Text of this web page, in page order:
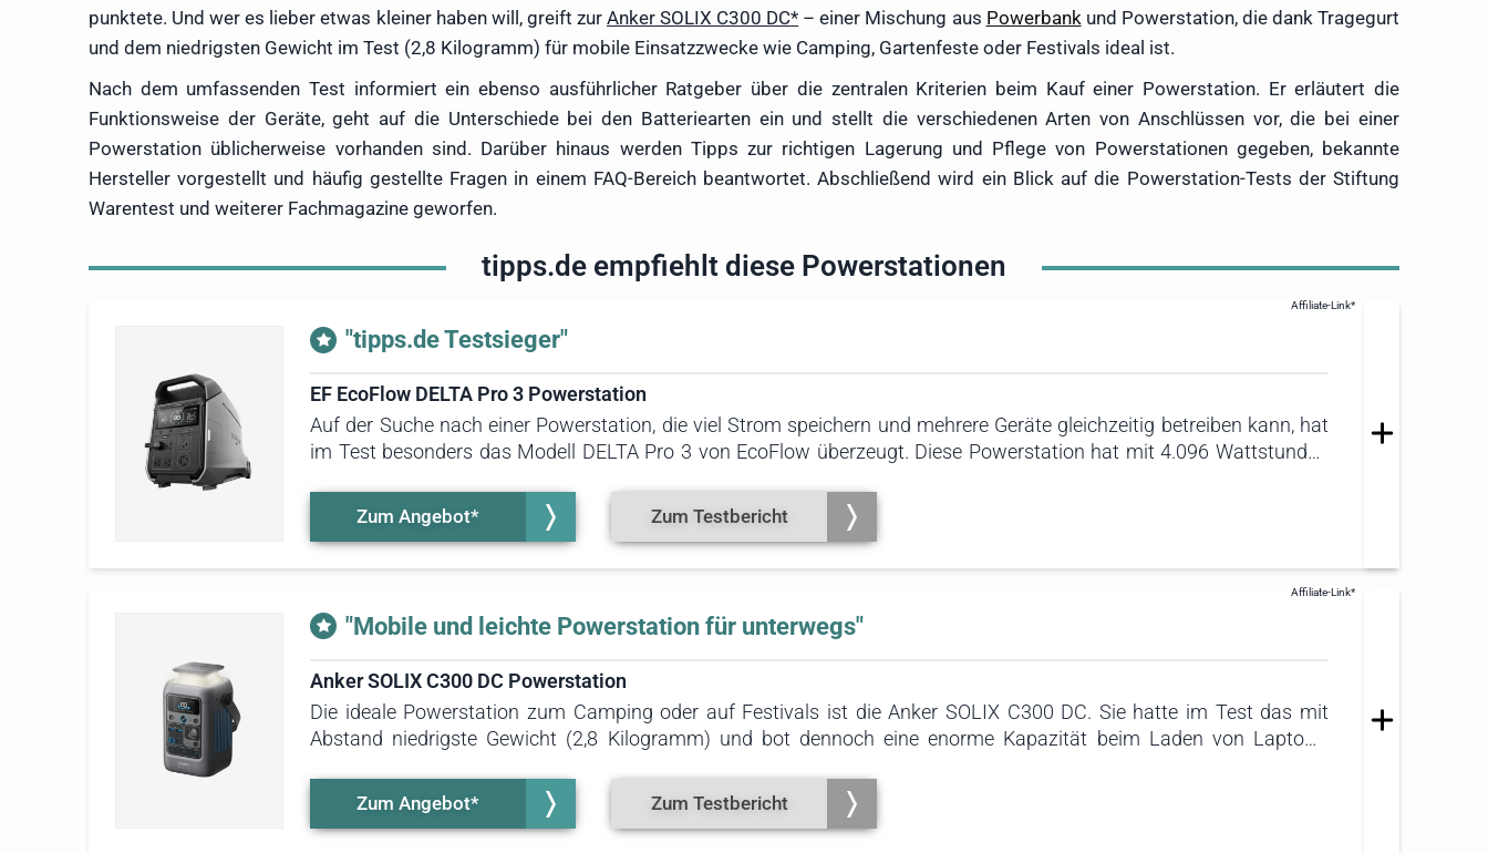
punktete. Und wer es lieber etwas kleiner haben will, greift zur Anker SOLIX C300 DC – einer Mischung aus Powerbankund Powerstation, die dank Tragegurt
und dem niedrigsten Gewicht im Test (2,8 Kilogramm) für mobile Einsatzzwecke wie Camping, Gartenfeste oder Festivals ideal ist.
Nach dem umfassenden Test informiert ein ebenso ausführlicher Ratgeber über die zentralen Kriterien beim Kauf einer Powerstation. Er erläutert die
Funktionsweise der Geräte, geht auf die Unterschiede bei den Batteriearten ein und stellt die verschiedenen Arten von Anschlüssen vor, die bei einer
Powerstation üblicherweise vorhanden sind. Darüber hinaus werden Tipps zur richtigen Lagerung und Pflege von Powerstationen gegeben, bekannte
Hersteller vorgestellt und häufig gestellte Fragen in einem FAQ-Bereich beantwortet. Abschließend wird ein Blick auf die Powerstation-Tests der Stiftung
Warentest und weiterer Fachmagazine geworfen.
tipps.de empfiehlt diese Powerstationen
"tipps.de Testsieger"
EF EcoFlow DELTA Pro 3 Powerstation
Auf der Suche nach einer Powerstation, die viel Strom speichern und mehrere Geräte gleichzeitig betreiben kann, hat
im Test besonders das Modell DELTA Pro 3 von EcoFlow überzeugt. Diese Powerstation hat mit 4.096 Wattstunden
anderes Produkt mithalten. Zudem ist das Gerät mit zwei Zusatzakkus erweiterbar, um noch mehr Energie
aufzunehmen. Dies alles spricht für den tipps.de Testsieger.
Zum Testbericht
Zum Angebot*
"Mobile und leichte Powerstation für unterwegs"
Anker SOLIX C300 DC Powerstation
Die ideale Powerstation zum Camping oder auf Festivals ist die Anker SOLIX C300 DC. Sie hatte im Test das mit
Abstand niedrigste Gewicht (2,8 Kilogramm) und bot dennoch eine enorme Kapazität beim Laden von Laptops,
Manko: Es ist kein AC-Anschluss vorhanden!Zum Testbericht
Zum Angebot*